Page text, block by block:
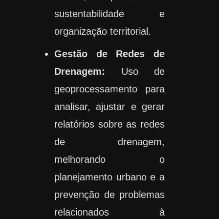
sustentabilidade e
organização territorial.
Gestão de Redes de
Drenagem: Uso de
geoprocessamento para
analisar, ajustar e gerar
relatórios sobre as redes
de drenagem,
melhorando o
planejamento urbano e a
prevenção de problemas
relacionados à